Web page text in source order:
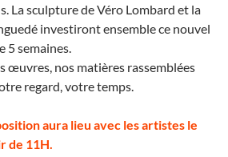
La sculpture de Véro Lombard et la
investiront ensemble ce nouvel
5 semaines.
œuvres, nos matières rassemblées
regard, votre temps.
aura lieu avec les artistes le
de 11H.